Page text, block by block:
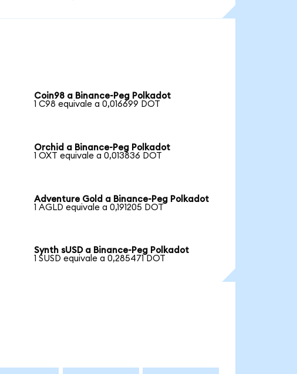
Coin98 a Binance-Peg Polkadot
1 C98 equivale a 0,016699 DOT
Orchid a Binance-Peg Polkadot
1 OXT equivale a 0,013836 DOT
Adventure Gold a Binance-Peg Polkadot
1 AGLD equivale a 0,191205 DOT
Synth sUSD a Binance-Peg Polkadot
1 SUSD equivale a 0,285471 DOT